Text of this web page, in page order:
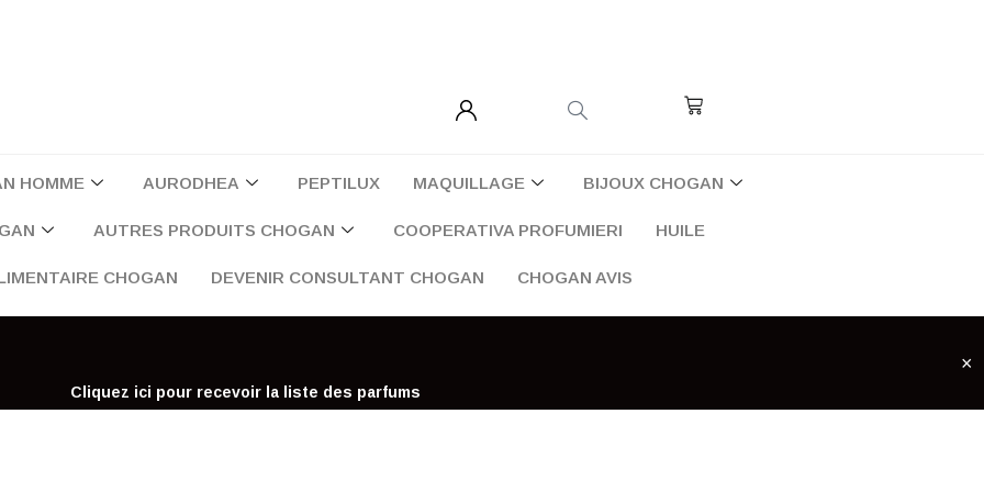
Cart
HOMME AURODHEA PEPTILUX MAQUILLAGE BIJOUX CHOGAN
AUTRES PRODUITS CHOGAN COOPERATIVA PROFUMIERI HUILE
CHOGAN DEVENIR CONSULTANT CHOGAN CHOGAN AVIS
Cliquez ici pour recevoir la liste des parfums
×